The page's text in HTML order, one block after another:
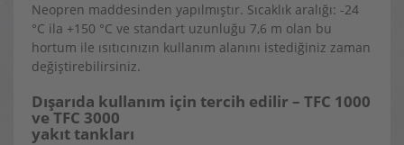
Neopren maddesinden yapılmıştır. Sıcaklık aralığı: -24
°C ila +150 °C ve standart uzunluğu 7,6 m olan bu
hortum ile ısıtıcınızın kullanım alanını istediğiniz zaman
değiştirebilirsiniz.
Dışarıda kullanım için tercih edilir – TFC 1000
ve TFC 3000
yakıt tankları